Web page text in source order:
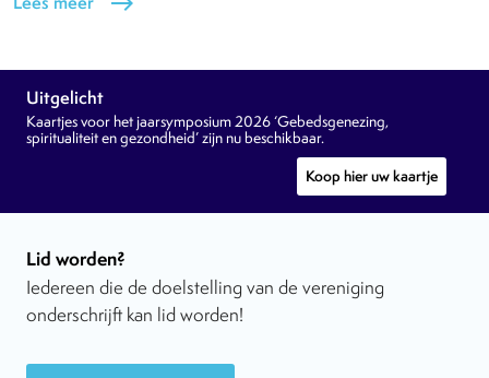
Uitgelicht
Kaartjes voor het jaarsymposium 2026 ‘Gebedsgenezing,
spiritualiteit en gezondheid’ zijn nu beschikbaar.
Koop hier uw kaartje
Lid worden?
Iedereen die de doelstelling van de vereniging
onderschrijft kan lid worden!